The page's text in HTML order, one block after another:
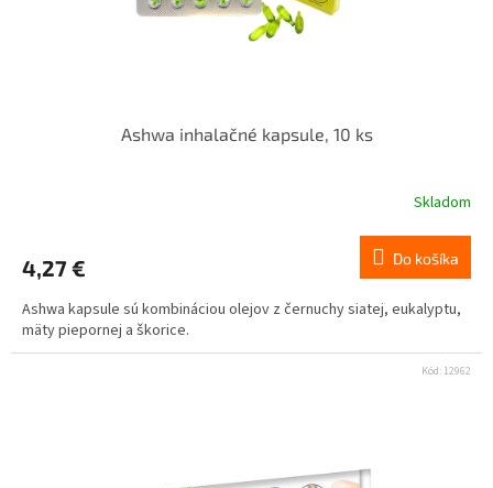
Ashwa inhalačné kapsule, 10 ks
Skladom
4,27 € Do košíka
Ashwa kapsule sú kombináciou olejov z černuchy siatej, eukalyptu,
mäty piepornej a škorice.
Kód: 12962